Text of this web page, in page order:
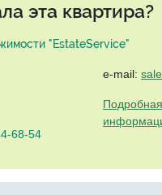
эта квартира?
"EstateService"
68-54
e-mail: